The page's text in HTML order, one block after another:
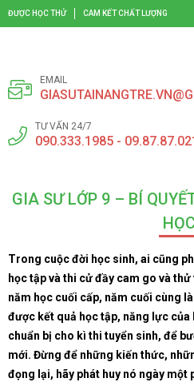
ĐƯỢC HỌC THỬ CAM KẾT CHẤT LƯỢNG
EMAIL
TƯ VẤN 24/7
090.333.1985 -
GIA SƯ LỚP 9 – BÍ
HỌC
Trong cuộc đời học sinh, ai cũng
học tập và thi cử đầy cam go và
năm học cuối cấp, năm cuối cùng
được kết quả học tập, năng lực của
chuẩn bị cho kì thi tuyển sinh, để
mới. Đừng để những kiến thức,
đọng lại, hãy phát huy nó ngày